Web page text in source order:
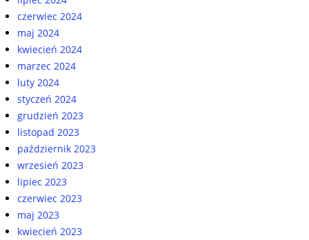
czerwiec 2024
maj 2024
kwiecień 2024
marzec 2024
luty 2024
styczeń 2024
grudzień 2023
listopad 2023
październik 2023
wrzesień 2023
lipiec 2023
czerwiec 2023
maj 2023
kwiecień 2023